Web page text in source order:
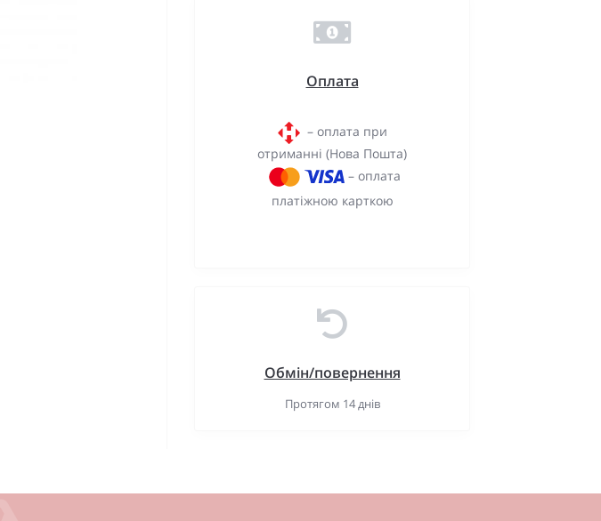
Оплата
– оплата при
отриманні (Нова Пошта)
– оплата
платіжною карткою
Обмін/повернення
Протягом 14 днів